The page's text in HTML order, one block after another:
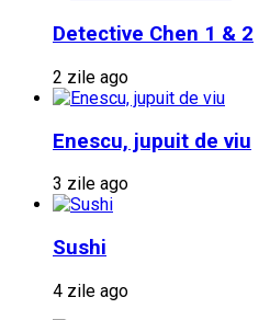
Detective Chen 1 & 2
2 zile ago
Enescu, jupuit de viu
3 zile ago
Sushi
4 zile ago